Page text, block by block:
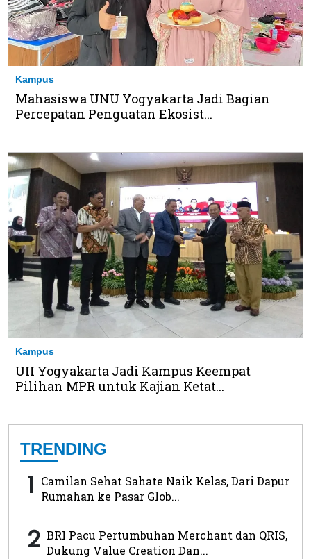
Kampus
Mahasiswa UNU Yogyakarta Jadi Bagian
Percepatan Penguatan Ekosist...
Kampus
UII Yogyakarta Jadi Kampus Keempat
Pilihan MPR untuk Kajian Ketat...
TRENDING
1 Camilan Sehat Sahate Naik Kelas, Dari Dapur
Rumahan ke Pasar Glob...
2 BRI Pacu Pertumbuhan Merchant dan QRIS,
Dukung Value Creation Dan...